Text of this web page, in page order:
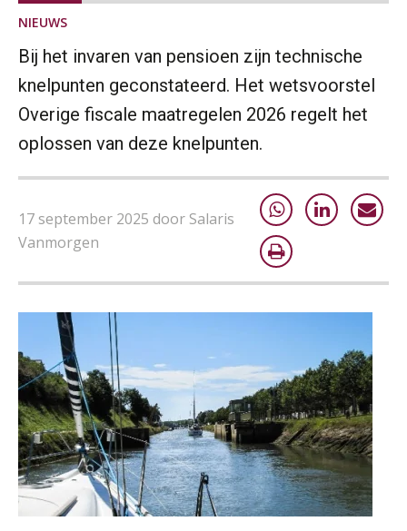
NIEUWS
Bij het invaren van pensioen zijn technische
knelpunten geconstateerd. Het wetsvoorstel
Overige fiscale maatregelen 2026 regelt het
oplossen van deze knelpunten.
17 september 2025 door Salaris
Vanmorgen
25
AUG
Summercourse: Kiezen en loslaten & een mindset die kansen ziet en vertrouwen geeft
MOCuitgevers
25
MOCuitgevers
25
AUG
Summercourse: Kiezen wat bij je past, loslaten wat je niet verder helpt
MOCuitgevers
25
Summercourse Werkkostenregeling
25
AUG
MOCuitgevers
25
AUG
Summercourse Internationaal/grensoverschrijdend werken
MOCuitgevers
26
AUG
Opfriscursus PDL (NIRPA PE)
Markus Verbeek Praehep